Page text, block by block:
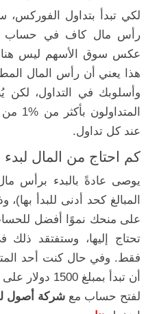
لكي تبدأ بتداول الفوركس،
رأس مال كاف في حساب
عكس سوق الأسهم ليس
هذا يعني أن رأس المال
وأسلوبك في التداول، لكن
عند كل تداول.
كم احتاج من المال لبدء
المبالغ كحد أدنى للبدأ
على منحك نموًا أفضل
فقط. وفي حال كنت أحد
أن تبدأ بمبلغ 1500 دولار على الأقل
لفتح حساب مع شركة أصول